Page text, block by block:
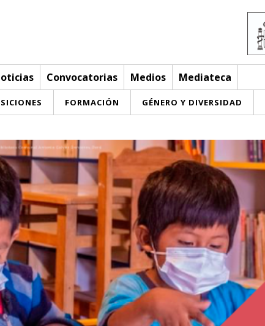
Convocatorias Medios Mediateca
FORMACIÓN GÉNERO Y DIVERSIDAD